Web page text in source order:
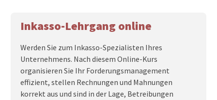
Inkasso-Lehrgang online
Werden Sie zum Inkasso-Spezialisten Ihres
Unternehmens. Nach diesem Online-Kurs
organisieren Sie Ihr Forderungsmanagement
effizient, stellen Rechnungen und Mahnungen
korrekt aus und sind in der Lage, Betreibungen